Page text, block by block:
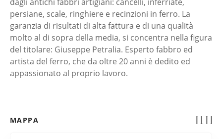
persiane, scale, ringhiere e recinzioni in ferro. La
garanzia di risultati di alta fattura e di una qualità
molto al di sopra della media, si concentra nella figura
del titolare: Giuseppe Petralia. Esperto fabbro ed
artista del ferro, che da oltre 20 anni è dedito ed
appassionato al proprio lavoro.
MAPPA